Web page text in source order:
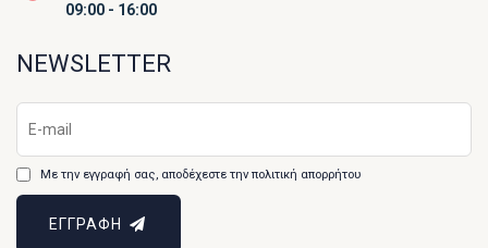
09:00 - 16:00
NEWSLETTER
Με την εγγραφή σας, αποδέχεστε την πολιτική απορρήτου
ΕΓΓΡΑΦΗ